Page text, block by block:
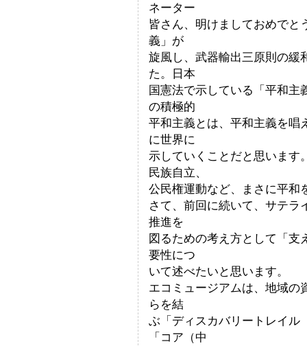
ネーター
皆さん、明けましておめでと
義」が
旋風し、武器輸出三原則の緩
た。日本
国憲法で示している「平和主
の積極的
平和主義とは、平和主義を唱
に世界に
示していくことだと思います
民族自立、
公民権運動など、まさに平和
さて、前回に続いて、サテラ
推進を
図るための考え方として「支
要性につ
いて述べたいと思います。
エコミュージアムは、地域の
らを結
ぶ「ディスカバリートレイル
「コア（中